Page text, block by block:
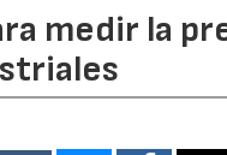
medir la